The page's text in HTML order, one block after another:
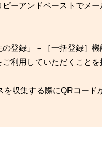
ーアンドペーストでメ
登録」－［一括登録］機
利用していただくことを
収集する際にQRコード